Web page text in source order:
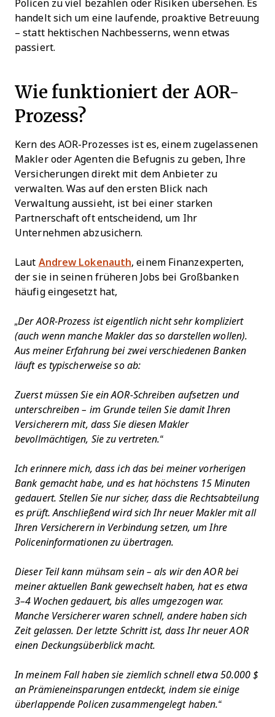
Policen zu viel bezahlen oder Risiken übersehen. Es
handelt sich um eine laufende, proaktive Betreuung
– statt hektischen Nachbesserns, wenn etwas
passiert.
Wie funktioniert der AOR-
Prozess?
Kern des AOR-Prozesses ist es, einem zugelassenen
Makler oder Agenten die Befugnis zu geben, Ihre
Versicherungen direkt mit dem Anbieter zu
verwalten. Was auf den ersten Blick nach
Verwaltung aussieht, ist bei einer starken
Partnerschaft oft entscheidend, um Ihr
Unternehmen abzusichern.
Laut Andrew Lokenauth, einem Finanzexperten,
der sie in seinen früheren Jobs bei Großbanken
häufig eingesetzt hat,
„Der AOR-Prozess ist eigentlich nicht sehr kompliziert
(auch wenn manche Makler das so darstellen wollen).
Aus meiner Erfahrung bei zwei verschiedenen Banken
läuft es typischerweise so ab:
Zuerst müssen Sie ein AOR-Schreiben aufsetzen und
unterschreiben – im Grunde teilen Sie damit Ihren
Versicherern mit, dass Sie diesen Makler
bevollmächtigen, Sie zu vertreten.“
Ich erinnere mich, dass ich das bei meiner vorherigen
Bank gemacht habe, und es hat höchstens 15 Minuten
gedauert. Stellen Sie nur sicher, dass die Rechtsabteilung
es prüft. Anschließend wird sich Ihr neuer Makler mit all
Ihren Versicherern in Verbindung setzen, um Ihre
Policeninformationen zu übertragen.
Dieser Teil kann mühsam sein – als wir den AOR bei
meiner aktuellen Bank gewechselt haben, hat es etwa
3–4 Wochen gedauert, bis alles umgezogen war.
Manche Versicherer waren schnell, andere haben sich
Zeit gelassen. Der letzte Schritt ist, dass Ihr neuer AOR
einen Deckungsüberblick macht.
In meinem Fall haben sie ziemlich schnell etwa 50.000 $
an Prämieneinsparungen entdeckt, indem sie einige
überlappende Policen zusammengelegt haben.“